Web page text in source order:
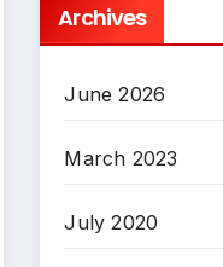
Archives
June 2026
March 2023
July 2020